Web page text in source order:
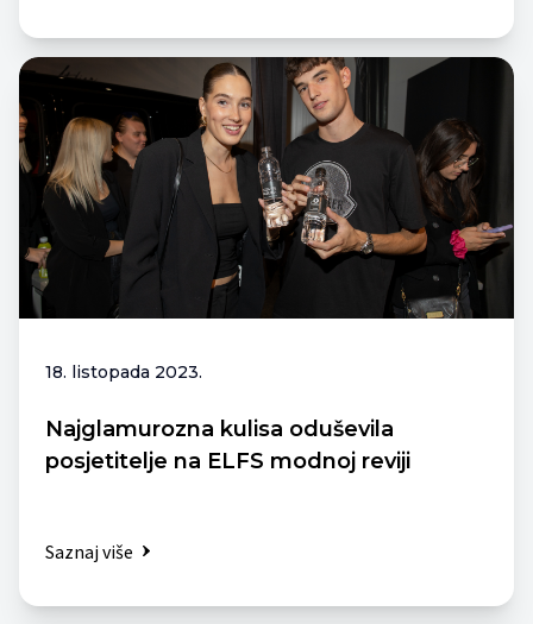
18. listopada 2023.
Najglamurozna kulisa oduševila
posjetitelje na ELFS modnoj reviji
Saznaj više